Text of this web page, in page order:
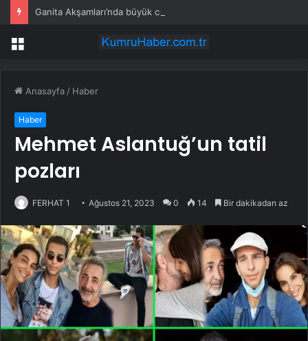
Ganita Akşamları’nda büyük coşku
Menü
Anasayfa / Haber
Haber
Mehmet Aslantuğ’un tatil
pozları
FERHAT 1 Ağustos 21, 2023 0 14 Bir dakikadan az